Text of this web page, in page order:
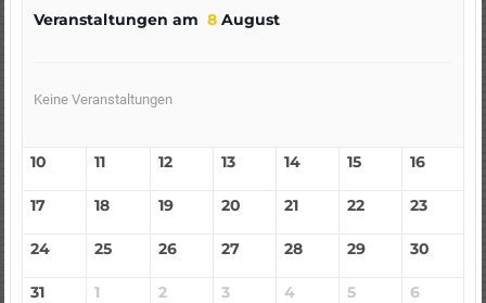
Veranstaltungen am 8August
Keine Veranstaltungen
10 11 12 13 14 15 16
17 18 19 20 21 22 23
24 25 26 27 28 29 30
31 1 2 3 4 5 6